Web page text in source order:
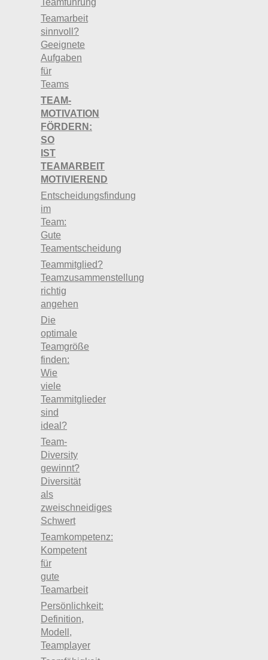
Teamführung
Teamarbeit
sinnvoll?
Geeignete
Aufgaben
für
Teams
TEAM-
MOTIVATION
FÖRDERN:
SO
IST
TEAMARBEIT
MOTIVIEREND
Entscheidungsfindung
im
Team:
Gute
Teamentscheidung
Teammitglied?
Teamzusammenstellung
richtig
angehen
Die
optimale
Teamgröße
finden:
Wie
viele
Teammitglieder
sind
ideal?
Team-
Diversity
gewinnt?
Diversität
als
zweischneidiges
Schwert
Teamkompetenz:
Kompetent
für
gute
Teamarbeit
Persönlichkeit:
Definition,
Modell,
Teamplayer